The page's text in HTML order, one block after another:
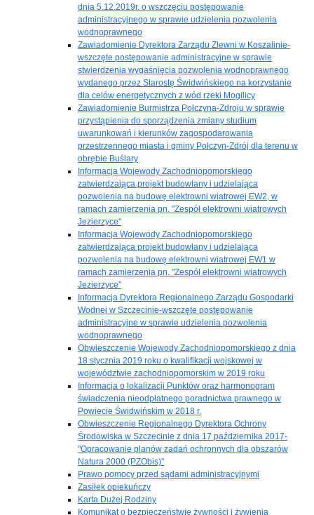
dnia 5.12.2019r. o wszczęciu postępowanie
administracyjnego w sprawie udzielenia pozwolenia
wodnoprawnego
Zawiadomienie Dyrektora Zarządu Zlewni w Koszalinie-
wszczęte postępowanie administracyjne w sprawie
stwierdzenia wygaśnięcia pozwolenia wodnoprawnego
wydanego przez Starostę Świdwińskiego na korzystanie
dla celów energetycznych z wód rzeki Mogilicy
Zawiadomienie Burmistrza Połczyna-Zdroju w sprawie
przystąpienia do sporządzenia zmiany studium
uwarunkowań i kierunków zagospodarowania
przestrzennego miasta i gminy Połczyn-Zdrój dla terenu w
obrębie Buślary
Informacja Wojewody Zachodniopomorskiego
zatwierdzająca projekt budowlany i udzielająca
pozwolenia na budowę elektrowni wiatrowej EW2, w
ramach zamierzenia pn. "Zespół elektrowni wiatrowych
Jezierzyce"
Informacja Wojewody Zachodniopomorskiego
zatwierdzająca projekt budowlany i udzielająca
pozwolenia na budowę elektrowni wiatrowej EW1 w
ramach zamierzenia pn. "Zespół elektrowni wiatrowych
Jezierzyce"
Informacja Dyrektora Regionalnego Zarządu Gospodarki
Wodnej w Szczecinie-wszczęte postępowanie
administracyjne w sprawie udzielenia pozwolenia
wodnoprawnego
Obwieszczenie Wojewody Zachodniopomorskiego z dnia
18 stycznia 2019 roku o kwalifikacji wojskowej w
województwie zachodniopomorskim w 2019 roku
Informacja o lokalizacji Punktów oraz harmonogram
świadczenia nieodpłatnego poradnictwa prawnego w
Powiecie Świdwińskim w 2018 r.
Obwieszczenie Regionalnego Dyrektora Ochrony
Środowiska w Szczecinie z dnia 17 października 2017-
"Opracowanie planów zadań ochronnych dla obszarów
Natura 2000 (PZObis)"
Prawo pomocy przed sądami administracyjnymi
Zasiłek opiekuńczy
Karta Dużej Rodziny
Komunikat o bezpieczeństwie żywności i żywienia